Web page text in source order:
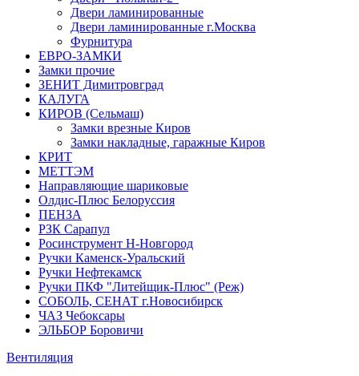
Двери ламинированные
Двери ламинированные г.Москва
Фурнитура
ЕВРО-ЗАМКИ
Замки прочие
ЗЕНИТ Димитровград
КАЛУГА
КИРОВ (Сельмаш)
Замки врезные Киров
Замки накладные, гаражные Киров
КРИТ
МЕТТЭМ
Направляющие шариковые
Олдис-Плюс Белоруссия
ПЕНЗА
РЗК Сарапул
Росинструмент Н-Новгород
Ручки Каменск-Уральский
Ручки Нефтекамск
Ручки ПКФ "Литейщик-Плюс" (Реж)
СОБОЛЬ, СЕНАТ г.Новосибирск
ЧАЗ Чебоксары
ЭЛЬБОР Боровичи
Вентиляция